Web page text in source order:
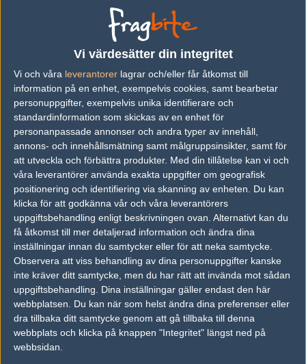
Vi värdesätter din integritet
Vi och våra leverantorer lagrar och/eller får åtkomst till
information på en enhet, exempelvis cookies, samt bearbetar
personuppgifter, exempelvis unika identifierare och
standardinformation som skickas av en enhet för
personanpassade annonser och andra typer av innehåll,
annons- och innehållsmätning samt målgruppsinsikter, samt för
att utveckla och förbättra produkter. Med din tillåtelse kan vi och
våra leverantörer använda exakta uppgifter om geografisk
positionering och identifiering via skanning av enheten. Du kan
klicka för att godkänna vår och våra leverantörers
uppgiftsbehandling enligt beskrivningen ovan. Alternativt kan du
få åtkomst till mer detaljerad information och ändra dina
inställningar innan du samtycker eller för att neka samtycke.
Observera att viss behandling av dina personuppgifter kanske
inte kräver ditt samtycke, men du har rätt att invända mot sådan
uppgiftsbehandling. Dina inställningar gäller endast den här
webbplatsen. Du kan när som helst ändra dina preferenser eller
dra tillbaka ditt samtycke genom att gå tillbaka till denna
webbplats och klicka på knappen "Integritet" längst ned på
webbsidan.
Matěj "twist" Petráš
CZECH REPUBLIC | SPELAR FÖRGUNRUNNERS
Matcher
Bio
Matěj "twist" Petráš är en Counter-Strike: Global Offensive-spelare
från Czech Republic, som för närvarande spelar i Gunrunners.
Senaste matcherna
Inga spelade matcher
Följ oss i social media
Följ oss på Facebook
Följ oss på Twitter
Följ oss på Instagram
Följ oss på Twitch